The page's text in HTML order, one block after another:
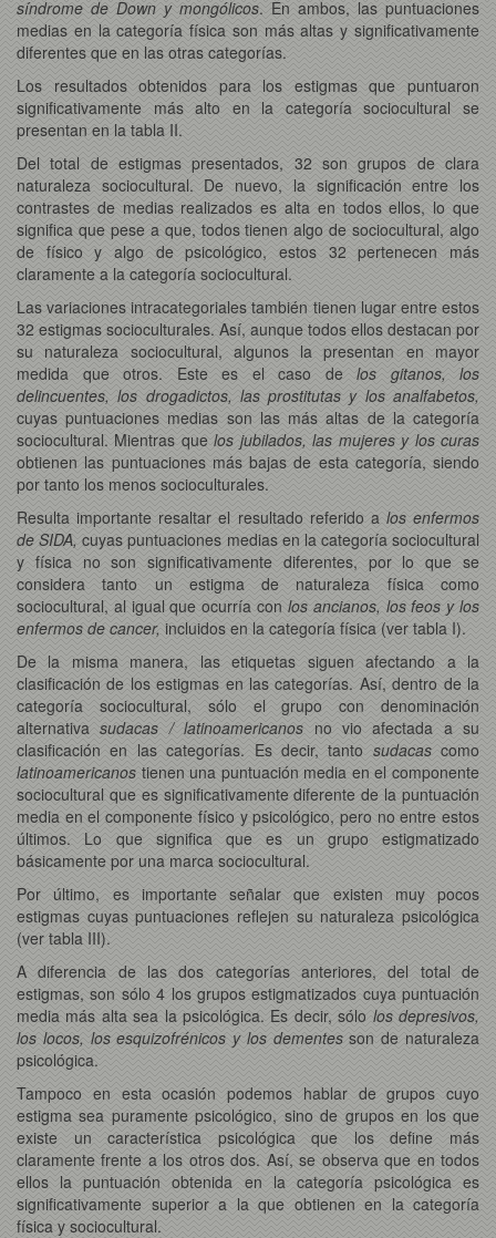
síndrome de Down y mongólicos. En ambos, las puntuaciones
medias en la categoría física son más altas y significativamente
diferentes que en las otras categorías.
Los resultados obtenidos para los estigmas que puntuaron
significativamente más alto en la categoría sociocultural se
presentan en la tabla II.
Del total de estigmas presentados, 32 son grupos de clara
naturaleza sociocultural. De nuevo, la significación entre los
contrastes de medias realizados es alta en todos ellos, lo que
significa que pese a que, todos tienen algo de sociocultural, algo
de físico y algo de psicológico, estos 32 pertenecen más
claramente a la categoría sociocultural.
Las variaciones intracategoriales también tienen lugar entre estos
32 estigmas socioculturales. Así, aunque todos ellos destacan por
su naturaleza sociocultural, algunos la presentan en mayor
medida que otros. Este es el caso de los gitanos, los
delincuentes, los drogadictos, las prostitutas y los analfabetos,
cuyas puntuaciones medias son las más altas de la categoría
sociocultural. Mientras quelos jubilados, las mujeres y los curas
obtienen las puntuaciones más bajas de esta categoría, siendo
por tanto los menos socioculturales.
Resulta importante resaltar el resultado referido a los enfermos
de SIDA, cuyas puntuaciones medias en la categoría sociocultural
y física no son significativamente diferentes, por lo que se
considera tanto un estigma de naturaleza física como
sociocultural, al igual que ocurría con los ancianos, los feos y los
enfermos de cancer, incluidos en la categoría física (ver tabla I).
De la misma manera, las etiquetas siguen afectando a la
clasificación de los estigmas en las categorías. Así, dentro de la
categoría sociocultural, sólo el grupo con denominación
alternativasudacas / latinoamericanos no vio afectada a su
clasificación en las categorías. Es decir, tanto sudacascomo
latinoamericanos tienen una puntuación media en el componente
sociocultural que es significativamente diferente de la puntuación
media en el componente físico y psicológico, pero no entre estos
últimos. Lo que significa que es un grupo estigmatizado
básicamente por una marca sociocultural.
Por último, es importante señalar que existen muy pocos
estigmas cuyas puntuaciones reflejen su naturaleza psicológica
(ver tabla III).
A diferencia de las dos categorías anteriores, del total de
estigmas, son sólo 4 los grupos estigmatizados cuya puntuación
media más alta sea la psicológica. Es decir, sólo los depresivos,
los locos, los esquizofrénicos y los dementesson de naturaleza
psicológica.
Tampoco en esta ocasión podemos hablar de grupos cuyo
estigma sea puramente psicológico, sino de grupos en los que
existe un característica psicológica que los define más
claramente frente a los otros dos. Así, se observa que en todos
ellos la puntuación obtenida en la categoría psicológica es
significativamente superior a la que obtienen en la categoría
física y sociocultural.